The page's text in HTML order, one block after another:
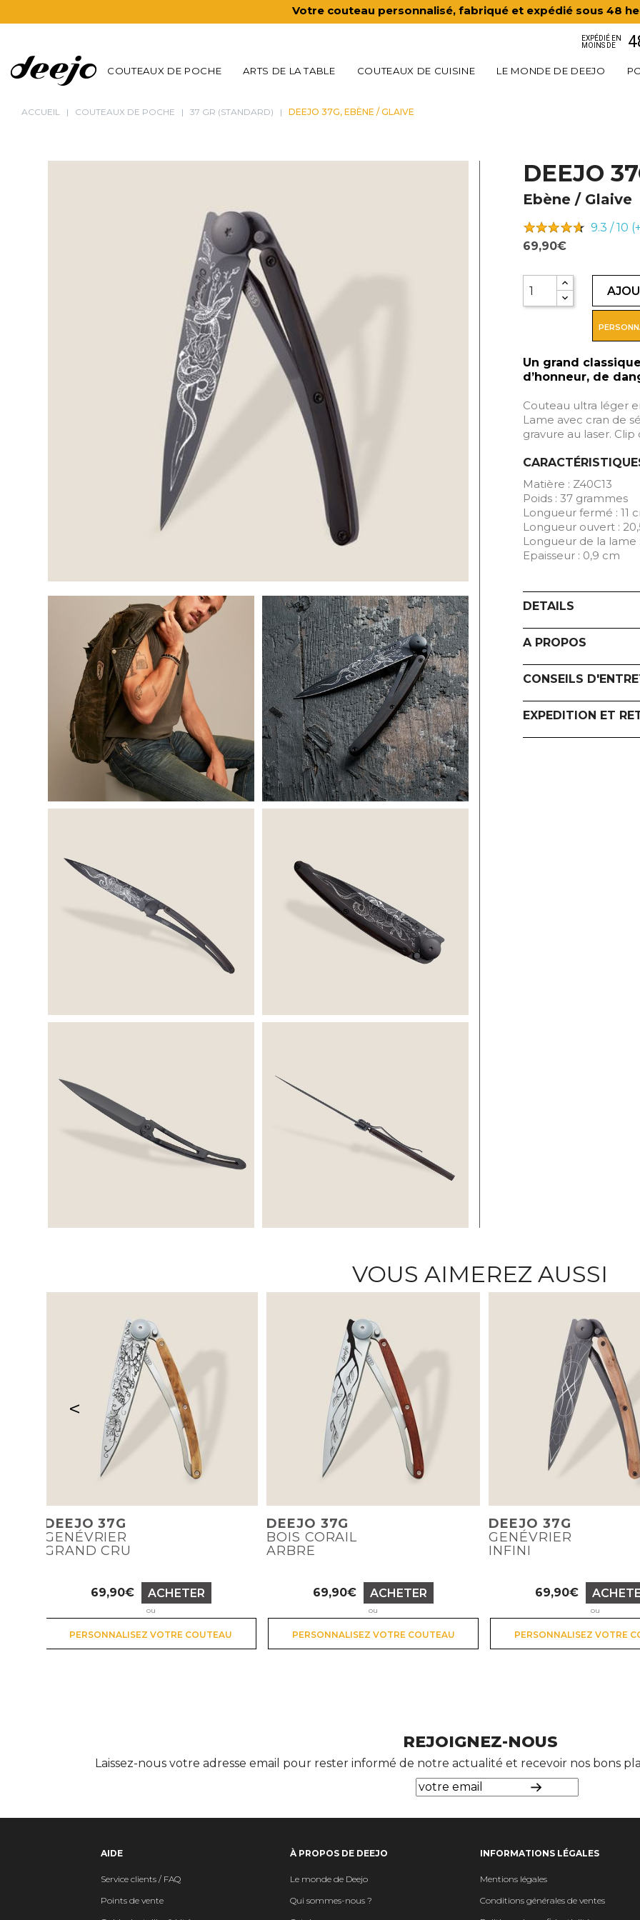
Votre couteau personnalisé, fabriqué et expédié sous 48
COUTEAUX DE POCHE ARTS DE LA TABLE COUTEAUX DE CUISINE LE MONDE DE DEEJO
EXPÉDIÉ EN
MOINS DE
ACCUEIL COUTEAUX DE POCHE 37 GR (STANDARD) DEEJO 37G, EBÈNE / GLAIVE
DEEJO
Ebène / Glaive
9.3 / 10
69,90€
Un grand
d’honneur, de
Couteau ultra léger
Lame avec cran de
gravure au laser.
Matière : Z40C13
Poids : 37 grammes
Longueur fermé : 11
Longueur ouvert :
Longueur de la lame
Epaisseur : 0,9 cm
DETAILS
A PROPOS
CONSEILS
EXPEDITION ET
VOUS AIMEREZ AUSSI
DEEJO 37G
GENÉVRIER
GRAND CRU
Prix
69,90€ ACHETER
ou
PERSONNALISEZ VOTRE COUTEAU
DEEJO 37G
BOIS CORAIL
ARBRE
Prix
69,90€ ACHETER
ou
PERSONNALISEZ VOTRE COUTEAU
DEEJO 37G
GENÉVRIER
INFINI
Prix
69,90€
ou
PERSONNALISEZ VOTRE
<
REJOIGNEZ-NOUS
Laissez-nous votre adresse email pour rester informé de notre actualité et recevoir nos bons
AIDE
Service clients / FAQ
Points de vente
À PROPOS DE DEEJO
Le monde de Deejo
Qui sommes-nous ?
INFORMATIONS LÉGALES
Mentions légales
Conditions générales de ventes